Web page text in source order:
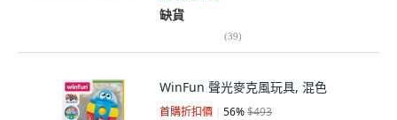
缺貨
(39)
WinFun 聲光麥克風玩具, 混色
首購折扣價 56%$493